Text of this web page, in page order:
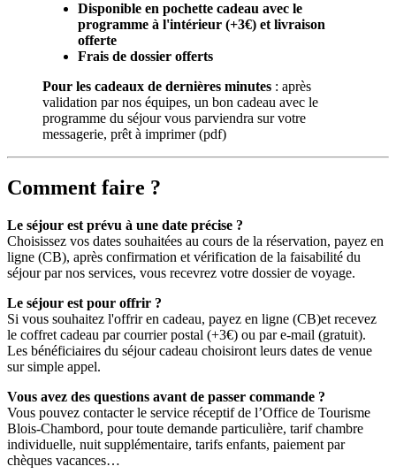
Disponible en pochette cadeau avec le
programme à l'intérieur (+3€) et livraison
offerte
Frais de dossier offerts
Pour les cadeaux de dernières minutes : après
validation par nos équipes, un bon cadeau avec le
programme du séjour vous parviendra sur votre
messagerie, prêt à imprimer (pdf)
Comment faire ?
Le séjour est prévu à une date précise ?
Choisissez vos dates souhaitées au cours de la réservation, payez en
ligne (CB), après confirmation et vérification de la faisabilité du
séjour par nos services, vous recevrez votre dossier de voyage.
Le séjour est pour offrir ?
Si vous souhaitez l'offrir en cadeau, payez en ligne (CB)et recevez
le coffret cadeau par courrier postal (+3€) ou par e-mail (gratuit).
Les bénéficiaires du séjour cadeau choisiront leurs dates de venue
sur simple appel.
Vous avez des questions avant de passer commande ?
Vous pouvez contacter le service réceptif de l’Office de Tourisme
Blois-Chambord, pour toute demande particulière, tarif chambre
individuelle, nuit supplémentaire, tarifs enfants, paiement par
chèques vacances…